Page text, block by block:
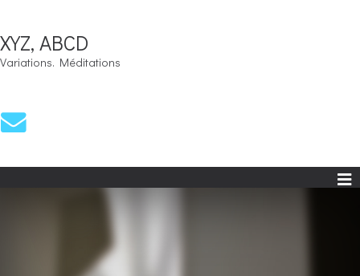
XYZ, ABCD
Variations. Méditations